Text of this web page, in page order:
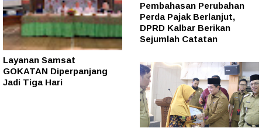
Layanan Samsat
GOKATAN Diperpanjang
Jadi Tiga Hari
Pembahasan Perubahan
Perda Pajak Berlanjut,
DPRD Kalbar Berikan
Sejumlah Catatan